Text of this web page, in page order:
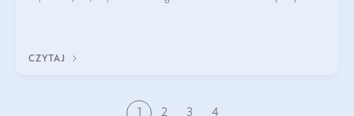
CZYTAJ
1 2 3 4